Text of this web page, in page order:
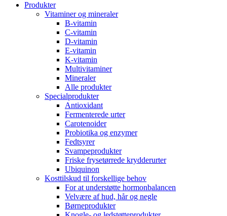
Produkter
Vitaminer og mineraler
B-vitamin
C-vitamin
D-vitamin
E-vitamin
K-vitamin
Multivitaminer
Mineraler
Alle produkter
Specialprodukter
Antioxidant
Fermenterede urter
Carotenoider
Probiotika og enzymer
Fedtsyrer
Svampeprodukter
Friske frysetørrede krydderurter
Ubiquinon
Kosttilskud til forskellige behov
For at understøtte hormonbalancen
Velvære af hud, hår og negle
Børneprodukter